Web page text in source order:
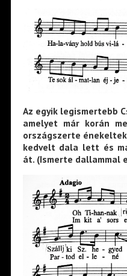
Az egyik legismertebb
amelyet már korán
országszerte
kedvelt dala lett és
át. (Ismerte dallammal